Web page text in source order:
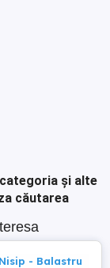
și alte
căutarea
- Balastru